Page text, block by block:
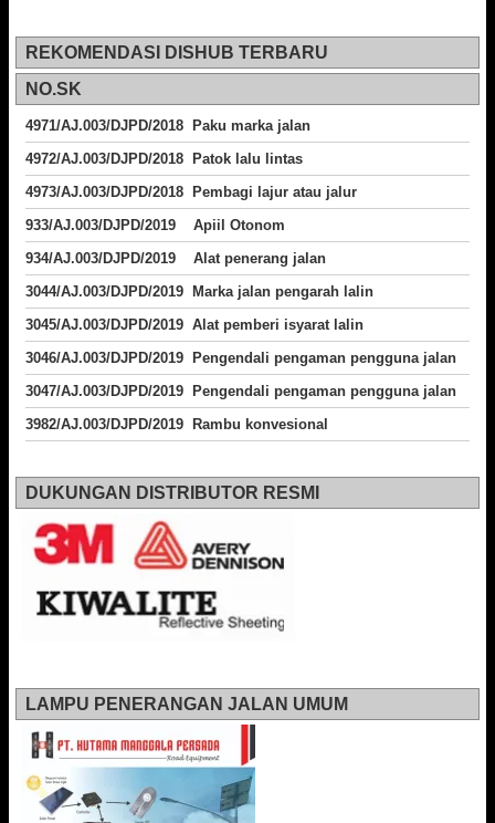
REKOMENDASI DISHUB TERBARU
NO.SK
4971/AJ.003/DJPD/2018 Paku marka jalan
4972/AJ.003/DJPD/2018 Patok lalu lintas
4973/AJ.003/DJPD/2018
Pembagi lajur atau jalur
933/AJ.003/DJPD/2019 Apiil Otonom
934/AJ.003/DJPD/2019 Alat penerang jalan
3044/AJ.003/DJPD/2019 Marka jalan pengarah lalin
3045/AJ.003/DJPD/2019 Alat pemberi isyarat lalin
3046/AJ.003/DJPD/2019 Pengendali pengaman pengguna jalan
3047/AJ.003/DJPD/2019 Pengendali pengaman pengguna jalan
3982/AJ.003/DJPD/2019 Rambu konvesional
DUKUNGAN DISTRIBUTOR RESMI
LAMPU PENERANGAN JALAN UMUM